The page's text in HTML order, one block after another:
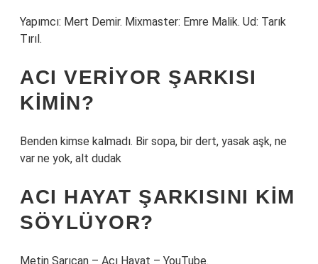
Yapımcı: Mert Demir. Mixmaster: Emre Malik. Ud: Tarık
Tırıl.
ACI VERIYOR ŞARKISI
KIMIN?
Benden kimse kalmadı. Bir sopa, bir dert, yasak aşk, ne
var ne yok, alt dudak
ACI HAYAT ŞARKISINI KIM
SÖYLÜYOR?
Metin Sarıcan – Acı Hayat – YouTube.